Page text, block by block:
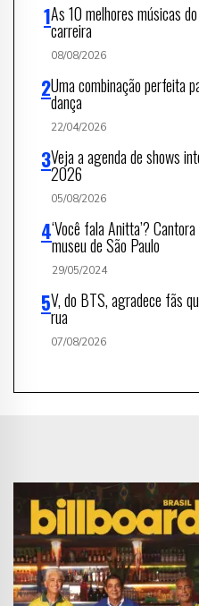
As 10 melhores músicas
carreira
08/08/2026
Uma combinação perfeita
dança
22/04/2026
Veja a agenda de shows
2026
05/08/2026
‘Você fala Anitta’?
museu de São Paulo
29/05/2024
V, do BTS, agradece fãs
rua
07/08/2026